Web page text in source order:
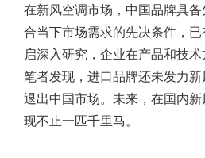
在新风空调市场，中国品牌具
合当下市场需求的先决条件，
启深入研究，企业在产品和技术
笔者发现，进口品牌还未发力
退出中国市场。未来，在国内
现不止一匹千里马。